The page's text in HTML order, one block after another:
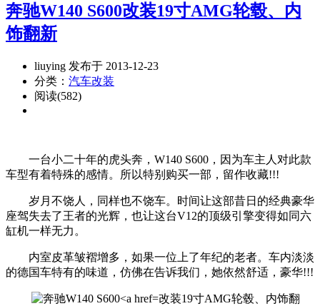
奔驰W140 S600改装19寸AMG轮毂、内
饰翻新
liuying 发布于 2013-12-23
分类： 汽车改装
阅读(582)
一台小二十年的虎头奔，W140 S600，因为车主人对此款
车型有着特殊的感情。所以特别购买一部，留作收藏!!!
岁月不饶人，同样也不饶车。时间让这部昔日的经典豪华
座驾失去了王者的光辉，也让这台V12的顶级引擎变得如同六
缸机一样无力。
内室皮革皱褶增多，如果一位上了年纪的老者。车内淡淡
的德国车特有的味道，仿佛在告诉我们，她依然舒适，豪华!!!
改装19寸AMG轮毂、内饰翻